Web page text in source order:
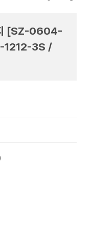
지 [SZ-0604-
3S /